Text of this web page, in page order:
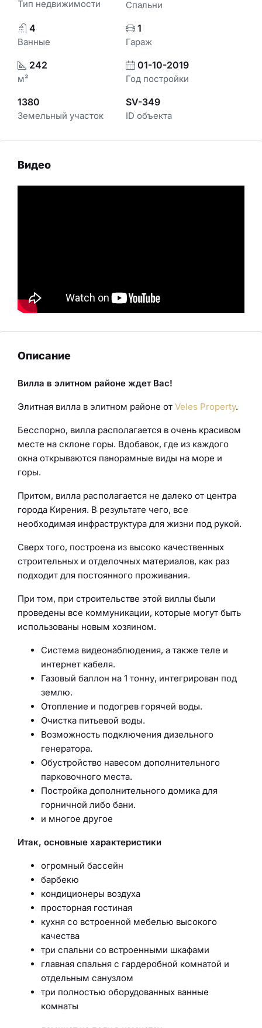
Тип недвижимости Спальни
4
Ванные
1
Гараж
242
м²
01-10-2019
Год постройки
1380
Земельный участок
SV-349
ID объекта
Видео
Описание
Вилла в элитном районе ждет Вас!
Элитная вилла в элитном районе от Veles Property.
Бесспорно, вилла располагается в очень красивом
месте на склоне горы. Вдобавок, где из каждого
окна открываются панорамные виды на море и
горы.
Притом, вилла располагается не далеко от центра
города Кирения. В результате чего, все
необходимая инфраструктура для жизни под рукой.
Сверх того, построена из высоко качественных
строительных и отделочных материалов, как раз
подходит для постоянного проживания.
При том, при строительстве этой виллы были
проведены все коммуникации, которые могут быть
использованы новым хозяином.
Система видеонаблюдения, а также теле и
интернет кабеля.
Газовый баллон на 1 тонну, интегрирован под
землю.
Отопление и подогрев горячей воды.
Очистка питьевой воды.
Возможность подключения дизельного
генератора.
Обустройство навесом дополнительного
парковочного места.
Постройка дополнительного домика для
горничной либо бани.
и многое другое
Итак, основные характеристики
огромный бассейн
барбекю
кондиционеры воздуха
просторная гостиная
кухня со встроенной мебелью высокого
качества
три спальни со встроенными шкафами
главная спальня с гардеробной комнатой и
отдельным санузлом
три полностью оборудованных ванные
комнаты